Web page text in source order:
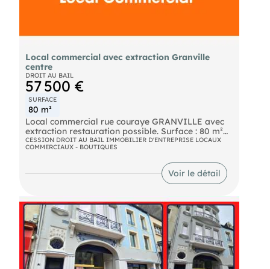
Prix de cession hors honoraires d’agence : 20 000
Honoraires d'agence charge acquéreur : 3 000 €
HT + 600 € TVA, soit 3 600 € TTC
, : ,
- EI
Local commercial avec extraction Granville
centre
DROIT AU BAIL
57 500 €
SURFACE
80 m²
Local commercial rue couraye GRANVILLE avec
extraction restauration possible. Surface : 80 m²
dont 40 m² et RDC. Bail commercial Loyer HTHC :
800 €/mois Restauration possible
CESSION DROIT AU BAIL IMMOBILIER D'ENTREPRISE LOCAUX
COMMERCIAUX - BOUTIQUES
Voir le détail